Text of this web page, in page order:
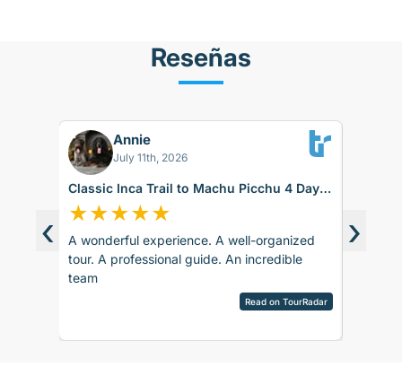
Reseñas
Annie
July 11th, 2026
Classic Inca Trail to Machu Picchu 4 Days
with Vistadome Train
★★
A wonderful experience. A well-organized
tour. A professional guide. An incredible
Read on TourRadar
BK
Sacred Valley
The trip was
accommodation
‹ ›